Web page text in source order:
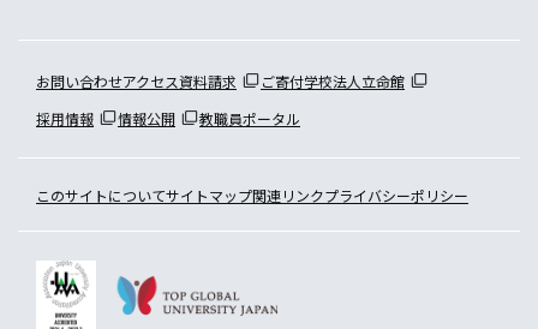
お問い合わせアクセス資料請求 ご寄付学校法人立命館
採用情報
情報公開 教職員ポータル
このサイトについてサイトマップ関連リンクプライバシーポリシー